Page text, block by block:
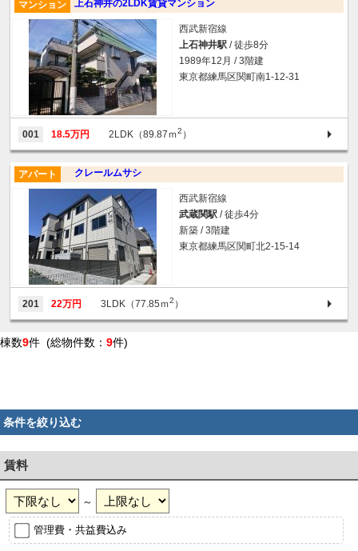
上石神井の2LDK賃貸マンション
マンション
西武新宿線
上石神井駅 / 徒歩8分
1989年12月 / 3階建
東京都練馬区関町南1-12-31
001 18.5万円 2LDK（89.87ｍ2 ）
クレールムサシ
アパート
西武新宿線
武蔵関駅 / 徒歩4分
新築 / 3階建
東京都練馬区関町北2-15-14
201 22万円 3LDK（77.85ｍ2 ）
棟数9件 (総物件数： 9件)
条件を絞り込む
賃料
～
管理費・共益費込み